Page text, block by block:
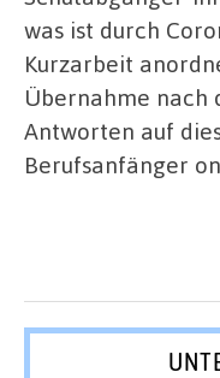
was ist durch
Kurzarbeit
Übernahme nach
Antworten auf
Berufsanfänger